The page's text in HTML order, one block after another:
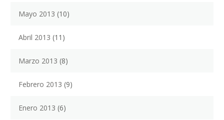
Mayo 2013 (10)
Abril 2013 (11)
Marzo 2013 (8)
Febrero 2013 (9)
Enero 2013 (6)